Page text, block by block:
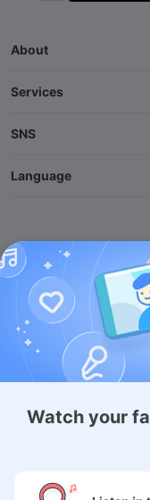
Watch your
About
Services
SNS
Language